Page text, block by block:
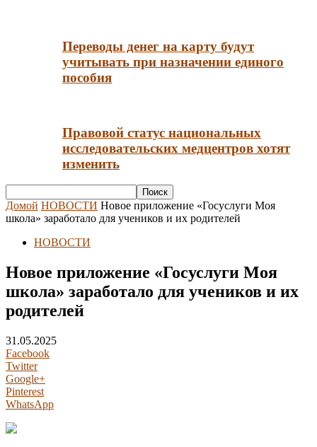
Переводы денег на карту будут
учитывать при назначении единого
пособия
Правовой статус национальных
исследовательских медцентров хотят
изменить
Домой НОВОСТИ Новое приложение «Госуслуги Моя
школа» заработало для учеников и их родителей
НОВОСТИ
Новое приложение «Госуслуги Моя
школа» заработало для учеников и их
родителей
31.05.2025
Facebook
Twitter
Google+
Pinterest
WhatsApp